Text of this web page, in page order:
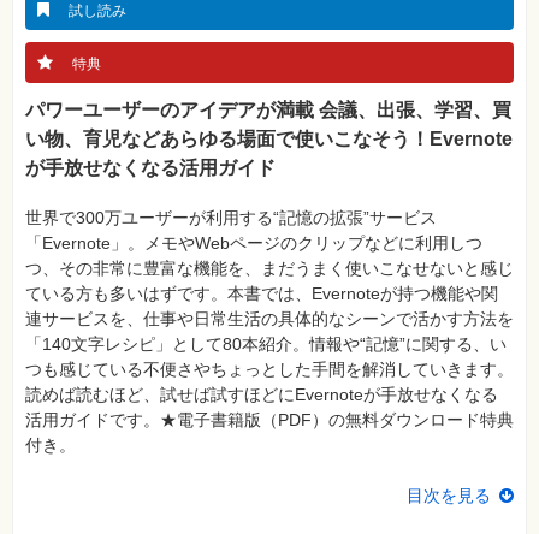
資
格
試
験
ロ
グ
ラ
ン
グ
ネ
ッ
ト
ワ
ー
ク・
テ
ク
ノ
ロ
ジ
ー
試し読み
特典
パワーユーザーのアイデアが満載 会議、出張、学習、買
い物、育児などあらゆる場面で使いこなそう！Evernote
が手放せなくなる活用ガイド
世界で300万ユーザーが利用する“記憶の拡張”サービス
「Evernote」。メモやWebページのクリップなどに利用しつ
つ、その非常に豊富な機能を、まだうまく使いこなせないと感じ
ている方も多いはずです。本書では、Evernoteが持つ機能や関
連サービスを、仕事や日常生活の具体的なシーンで活かす方法を
「140文字レシピ」として80本紹介。情報や“記憶”に関する、い
つも感じている不便さやちょっとした手間を解消していきます。
読めば読むほど、試せば試すほどにEvernoteが手放せなくなる
活用ガイドです。★電子書籍版（PDF）の無料ダウンロード特典
付き。
目次を見る